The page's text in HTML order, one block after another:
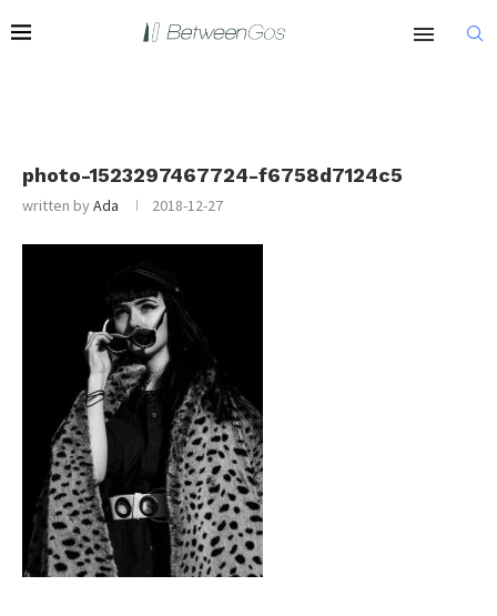
photo-1523297467724-f6758d7124c5
written byAda 2018-12-27